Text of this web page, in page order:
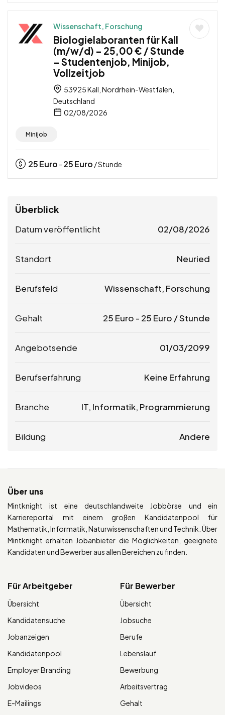
Wissenschaft, Forschung
Biologielaboranten für Kall
(m/w/d) – 25,00 € / Stunde
– Studentenjob, Minijob,
Vollzeitjob
53925 Kall, Nordrhein-Westfalen,
Deutschland
02/08/2026
Minijob
25Euro - 25Euro / Stunde
Überblick
Datum veröffentlicht 02/08/2026
Standort Neuried
Berufsfeld Wissenschaft, Forschung
Gehalt 25 Euro - 25 Euro / Stunde
Angebotsende 01/03/2099
Berufserfahrung Keine Erfahrung
Branche IT, Informatik, Programmierung
Bildung Andere
Über uns
Mintknight ist eine deutschlandweite Jobbörse und ein
Karriereportal mit einem großen Kandidatenpool für
Mathematik, Informatik, Naturwissenschaften und Technik. Über
Mintknight erhalten Jobanbieter die Möglichkeiten, geeignete
Kandidaten und Bewerber aus allen Bereichen zu finden.
Für Arbeitgeber
Übersicht
Kandidatensuche
Jobanzeigen
Kandidatenpool
Employer Branding
Jobvideos
E-Mailings
Für Bewerber
Übersicht
Jobsuche
Berufe
Lebenslauf
Bewerbung
Arbeitsvertrag
Gehalt